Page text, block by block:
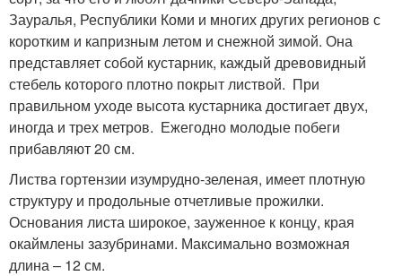
Зауралья, Республики Коми и многих других регионов с
коротким и капризным летом и снежной зимой. Она
представляет собой кустарник, каждый древовидный
стебель которого плотно покрыт листвой. При
правильном уходе высота кустарника достигает двух,
иногда и трех метров. Ежегодно молодые побеги
прибавляют 20 см.
Листва гортензии изумрудно-зеленая, имеет плотную
структуру и продольные отчетливые прожилки.
Основания листа широкое, зауженное к концу, края
окаймлены зазубринами. Максимально возможная
длина – 12 см.